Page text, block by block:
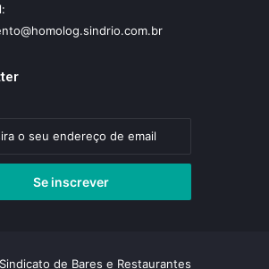
de Bares e Restaurantes